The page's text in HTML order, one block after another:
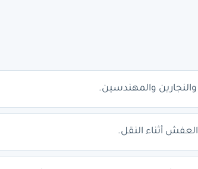
والنجارين والمهندسين.
أثناء النقل.